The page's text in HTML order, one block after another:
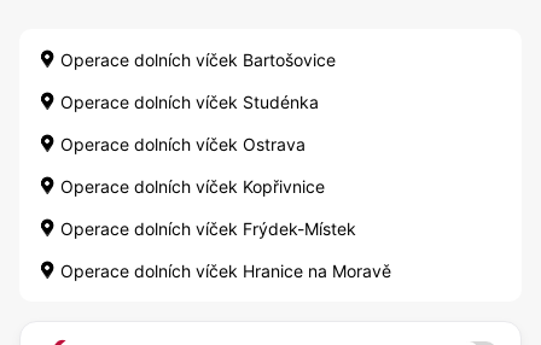
Operace dolních víček Bartošovice
Operace dolních víček Studénka
Operace dolních víček Ostrava
Operace dolních víček Kopřivnice
Operace dolních víček Frýdek-Místek
Operace dolních víček Hranice na Moravě